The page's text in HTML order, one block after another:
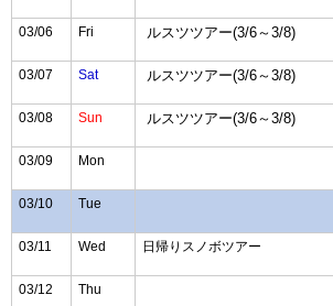
03/06 Fri ルスツツアー(3/6～3/8)
03/07 Sat ルスツツアー(3/6～3/8)
03/08 Sun ルスツツアー(3/6～3/8)
03/09 Mon
03/10 Tue
03/11 Wed 日帰りスノボツアー
03/12 Thu